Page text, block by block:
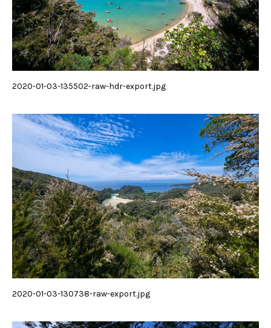
2020-01-03-135502-raw-hdr-export.jpg
2020-01-03-130738-raw-export.jpg